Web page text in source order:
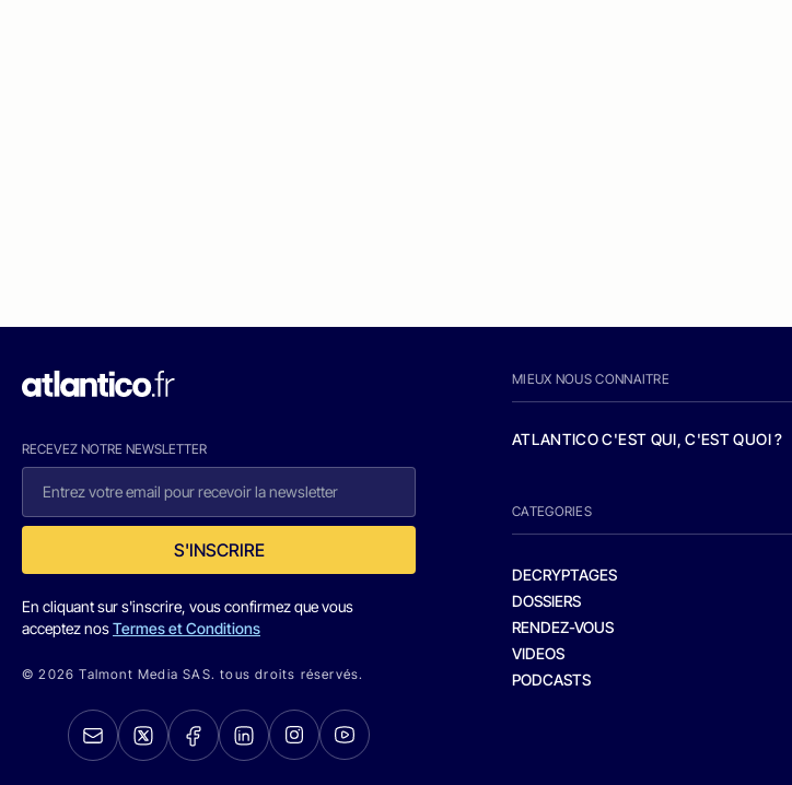
RECEVEZ NOTRE NEWSLETTER
S'INSCRIRE
En cliquant sur s'inscrire, vous confirmez que vous
acceptez nosTermes et Conditions
© 2026 Talmont Media SAS. tous droits réservés.
MIEUX NOUS CONNAITRE
ATLANTICO C'EST QUI, C'EST QUOI ?
CATEGORIES
DECRYPTAGES
DOSSIERS
RENDEZ-VOUS
VIDEOS
PODCASTS